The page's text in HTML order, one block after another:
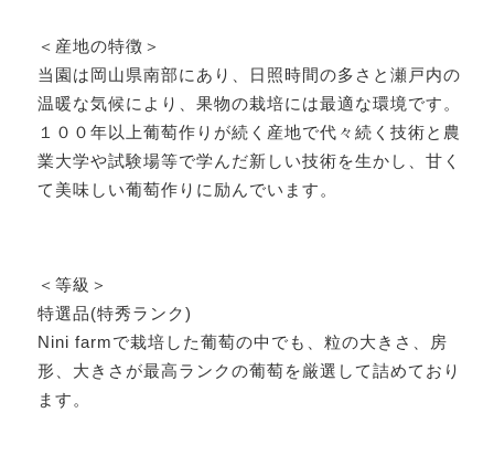
＜産地の特徴＞
当園は岡山県南部にあり、日照時間の多さと瀬戸内の
温暖な気候により、果物の栽培には最適な環境です。
１００年以上葡萄作りが続く産地で代々続く技術と農
業大学や試験場等で学んだ新しい技術を生かし、甘く
て美味しい葡萄作りに励んでいます。
＜等級＞
特選品(特秀ランク)
Nini farmで栽培した葡萄の中でも、粒の大きさ、房
形、大きさが最高ランクの葡萄を厳選して詰めており
ます。